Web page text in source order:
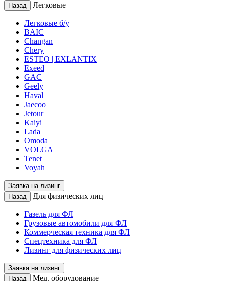
Назад
Легковые
Легковые б/у
BAIC
Changan
Chery
ESTEO | EXLANTIX
Exeed
GAC
Geely
Haval
Jaecoo
Jetour
Kaiyi
Lada
Omoda
VOLGA
Tenet
Voyah
Заявка на лизинг
Назад
Для физических лиц
Газель для ФЛ
Грузовые автомобили для ФЛ
Коммерческая техника для ФЛ
Спецтехника для ФЛ
Лизинг для физических лиц
Заявка на лизинг
Назад
Мед. оборудование